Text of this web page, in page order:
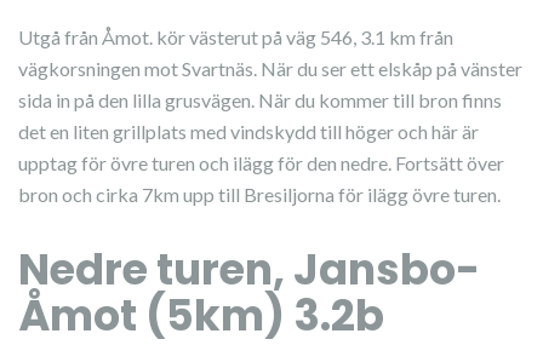
Utgå från Åmot. kör västerut på väg 546, 3.1 km från
vägkorsningen mot Svartnäs. När du ser ett elskåp på vänster
sida in på den lilla grusvägen. När du kommer till bron finns
det en liten grillplats med vindskydd till höger och här är
upptag för övre turen och ilägg för den nedre. Fortsätt över
bron och cirka 7km upp till Bresiljorna för ilägg övre turen.
Nedre turen, Jansbo-
Åmot (5km) 3.2b